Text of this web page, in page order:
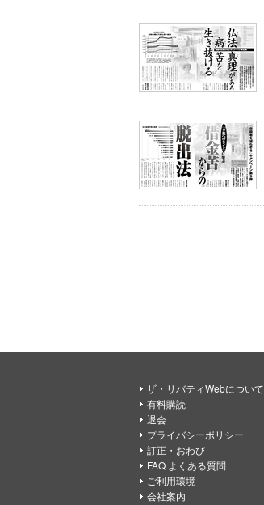
ザ・リバティWebについて
有料購読
退会
プライバシーポリシー
訂正・おわび
FAQ よくある質問
ご利用環境
会社案内